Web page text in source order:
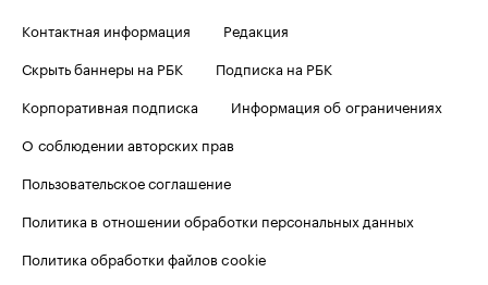
Контактная информация
Редакция
Скрыть баннеры на РБК
Подписка на РБК
Корпоративная подписка
Информация об ограничениях
О соблюдении авторских прав
Пользовательское соглашение
Политика в отношении обработки персональных данных
Политика обработки файлов cookie